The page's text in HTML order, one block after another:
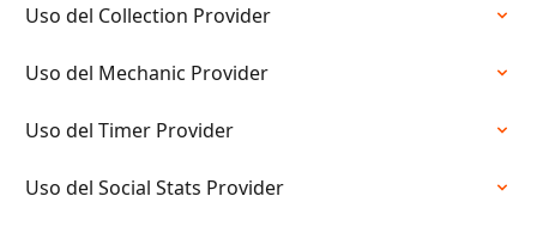
Uso del Collection Provider
Uso del Mechanic Provider
Uso del Timer Provider
Uso del Social Stats Provider